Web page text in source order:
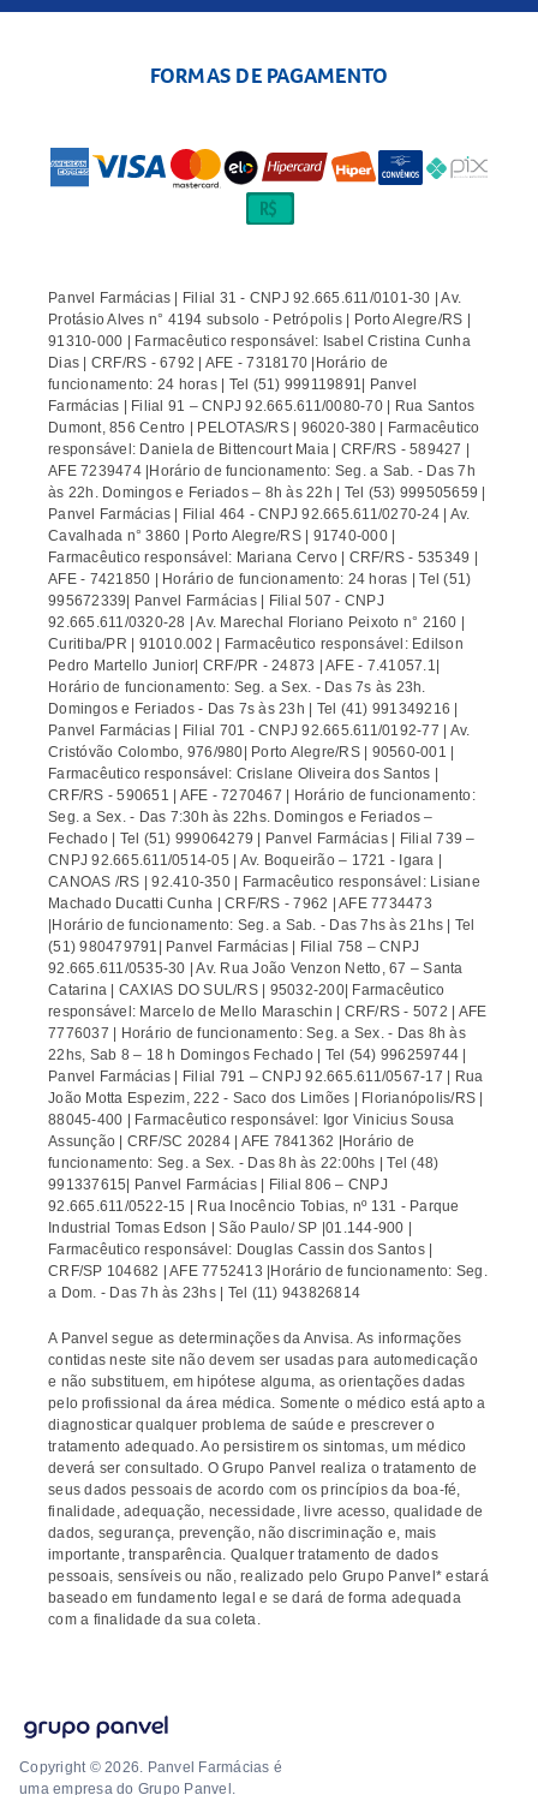
FORMAS DE PAGAMENTO
Panvel Farmácias | Filial 31 - CNPJ 92.665.611/0101-30 | Av.
Protásio Alves n° 4194 subsolo - Petrópolis | Porto Alegre/RS |
91310-000 | Farmacêutico responsável: Isabel Cristina Cunha
Dias | CRF/RS - 6792 | AFE - 7318170 |Horário de
funcionamento: 24 horas | Tel (51) 999119891| Panvel
Farmácias | Filial 91 – CNPJ 92.665.611/0080-70 | Rua Santos
Dumont, 856 Centro | PELOTAS/RS | 96020-380 | Farmacêutico
responsável: Daniela de Bittencourt Maia | CRF/RS - 589427 |
AFE 7239474 |Horário de funcionamento: Seg. a Sab. - Das 7h
às 22h. Domingos e Feriados – 8h às 22h | Tel (53) 999505659 |
Panvel Farmácias | Filial 464 - CNPJ 92.665.611/0270-24 | Av.
Cavalhada n° 3860 | Porto Alegre/RS | 91740-000 |
Farmacêutico responsável: Mariana Cervo | CRF/RS - 535349 |
AFE - 7421850 | Horário de funcionamento: 24 horas | Tel (51)
995672339| Panvel Farmácias | Filial 507 - CNPJ
92.665.611/0320-28 | Av. Marechal Floriano Peixoto n° 2160 |
Curitiba/PR | 91010.002 | Farmacêutico responsável: Edilson
Pedro Martello Junior| CRF/PR - 24873 | AFE - 7.41057.1|
Horário de funcionamento: Seg. a Sex. - Das 7s às 23h.
Domingos e Feriados - Das 7s às 23h | Tel (41) 991349216 |
Panvel Farmácias | Filial 701 - CNPJ 92.665.611/0192-77 | Av.
Cristóvão Colombo, 976/980| Porto Alegre/RS | 90560-001 |
Farmacêutico responsável: Crislane Oliveira dos Santos |
CRF/RS - 590651 | AFE - 7270467 | Horário de funcionamento:
Seg. a Sex. - Das 7:30h às 22hs. Domingos e Feriados –
Fechado | Tel (51) 999064279 | Panvel Farmácias | Filial 739 –
CNPJ 92.665.611/0514-05 | Av. Boqueirão – 1721 - Igara |
CANOAS /RS | 92.410-350 | Farmacêutico responsável: Lisiane
Machado Ducatti Cunha | CRF/RS - 7962 | AFE 7734473
|Horário de funcionamento: Seg. a Sab. - Das 7hs às 21hs | Tel
(51) 980479791| Panvel Farmácias | Filial 758 – CNPJ
92.665.611/0535-30 | Av. Rua João Venzon Netto, 67 – Santa
Catarina | CAXIAS DO SUL/RS | 95032-200| Farmacêutico
responsável: Marcelo de Mello Maraschin | CRF/RS - 5072 | AFE
7776037 | Horário de funcionamento: Seg. a Sex. - Das 8h às
22hs, Sab 8 – 18 h Domingos Fechado | Tel (54) 996259744 |
Panvel Farmácias | Filial 791 – CNPJ 92.665.611/0567-17 | Rua
João Motta Espezim, 222 - Saco dos Limões | Florianópolis/RS |
88045-400 | Farmacêutico responsável: Igor Vinicius Sousa
Assunção | CRF/SC 20284 | AFE 7841362 |Horário de
funcionamento: Seg. a Sex. - Das 8h às 22:00hs | Tel (48)
991337615| Panvel Farmácias | Filial 806 – CNPJ
92.665.611/0522-15 | Rua Inocêncio Tobias, nº 131 - Parque
Industrial Tomas Edson | São Paulo/ SP |01.144-900 |
Farmacêutico responsável: Douglas Cassin dos Santos |
CRF/SP 104682 | AFE 7752413 |Horário de funcionamento: Seg.
a Dom. - Das 7h às 23hs | Tel (11) 943826814
A Panvel segue as determinações da Anvisa. As informações
contidas neste site não devem ser usadas para automedicação
e não substituem, em hipótese alguma, as orientações dadas
pelo profissional da área médica. Somente o médico está apto a
diagnosticar qualquer problema de saúde e prescrever o
tratamento adequado. Ao persistirem os sintomas, um médico
deverá ser consultado. O Grupo Panvel realiza o tratamento de
seus dados pessoais de acordo com os princípios da boa-fé,
finalidade, adequação, necessidade, livre acesso, qualidade de
dados, segurança, prevenção, não discriminação e, mais
importante, transparência. Qualquer tratamento de dados
pessoais, sensíveis ou não, realizado pelo Grupo Panvel* estará
baseado em fundamento legal e se dará de forma adequada
com a finalidade da sua coleta.
Copyright © 2026. Panvel Farmácias é
uma empresa do Grupo Panvel.